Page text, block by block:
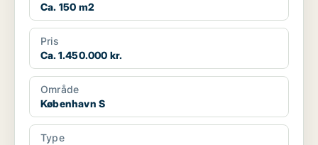
Ca. 150 m2
Pris
Ca. 1.450.000 kr.
Område
København S
Type